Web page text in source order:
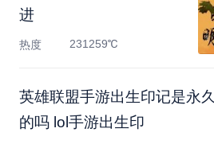
进
热度 231259℃
英雄联盟手游出生印记是永久
的吗 lol手游出生印